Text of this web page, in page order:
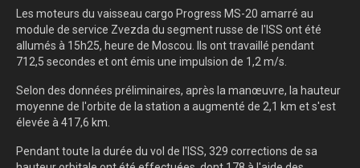
Les moteurs du vaisseau cargo Progress MS-20 amarré au
module de service Zvezda du segment russe de l'ISS ont été
allumés à 15h25, heure de Moscou. Ils ont travaillé pendant
712,5 secondes et ont émis une impulsion de 1,2 m/s.
Selon des données préliminaires, après la manœuvre, la hauteur
moyenne de l'orbite de la station a augmenté de 2,1 km et s'est
élevée à 417,6 km.
Pendant toute la durée du vol de l'ISS, 329 corrections de sa